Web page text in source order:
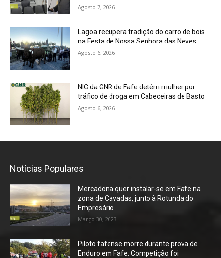
Agosto 7, 2026
Lagoa recupera tradição do carro de bois
na Festa de Nossa Senhora das Neves
Agosto 6, 2026
NIC da GNR de Fafe detém mulher por
tráfico de droga em Cabeceiras de Basto
Agosto 6, 2026
Notícias Populares
Mercadona quer instalar-se em Fafe na
zona de Cavadas, junto à Rotunda do
Empresário
Março 30, 2023
Piloto fafense morre durante prova de
Enduro em Fafe. Competição foi